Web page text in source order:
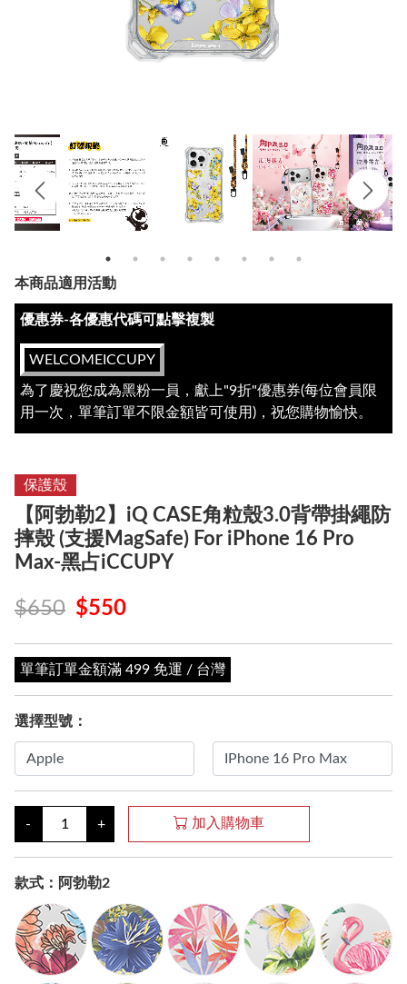
本商品適用活動
優惠券-各優惠代碼可點擊複製
WELCOMEICCUPY
為了慶祝您成為黑粉一員，獻上"9折"優惠券(每位會員限
用一次，單筆訂單不限金額皆可使用)，祝您購物愉快。
保護殼
【阿勃勒2】iQ CASE角粒殼3.0背帶掛繩防
摔殼 (支援MagSafe) For iPhone 16 Pro
Max-黑占iCCUPY
$650 $550
單筆訂單金額滿 499 免運 / 台灣
選擇型號：
- + 加入購物車
款式：阿勃勒2